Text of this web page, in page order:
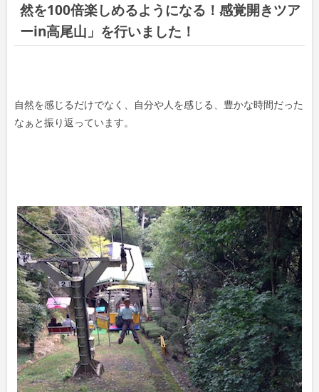
然を100倍楽しめるようになる！感覚開きツア
ーin高尾山」を行いました！
自然を感じるだけでなく、自分や人を感じる、豊かな時間だった
なぁと振り返っています。